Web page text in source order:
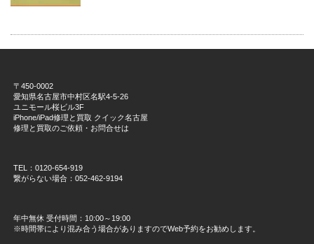
〒450-0002
愛知県名古屋市中村区名駅4-5-26
ユニモール桜ビル3F
iPhone/iPad修理と買取 クイック名古屋
修理と買取のご依頼・お問合せは
TEL：0120-654-919
繋がらない場合：052-462-9194
年中無休 受付時間：10:00～19:00
※時間帯により混み合う場合がありますのでWeb予約をお勧めします。